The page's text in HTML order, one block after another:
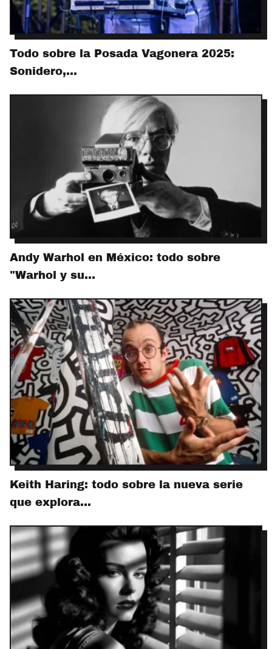
Todo sobre la Posada Vagonera 2025:
Sonidero,…
Andy Warhol en México: todo sobre
"Warhol y su…
Keith Haring: todo sobre la nueva serie
que explora…